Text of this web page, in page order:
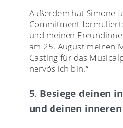
Außerdem hat Simone
Commitment
und meinen
am 25. August meinen
Casting für das
nervös ich bin.“
5. Besiege deinen
und deinen